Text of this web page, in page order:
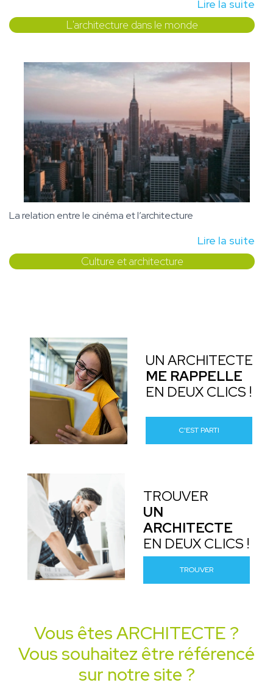
Lire la suite
L'architecture dans le monde
La relation entre le cinéma et l’architecture
Lire la suite
Culture et architecture
UN ARCHITECTE
ME RAPPELLE
EN DEUX CLICS !
C'EST PARTI
TROUVER
UN
ARCHITECTE
EN DEUX CLICS !
TROUVER
Vous êtesARCHITECTE ?
Vous souhaitez être référencé
sur notre site ?